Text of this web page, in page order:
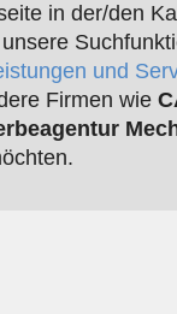
in der/den
und
Firmen wie